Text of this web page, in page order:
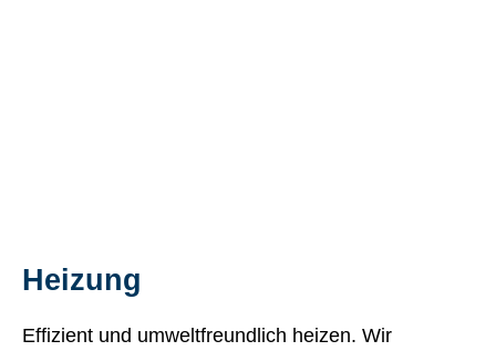
Heizung
Effizient und umweltfreundlich heizen. Wir